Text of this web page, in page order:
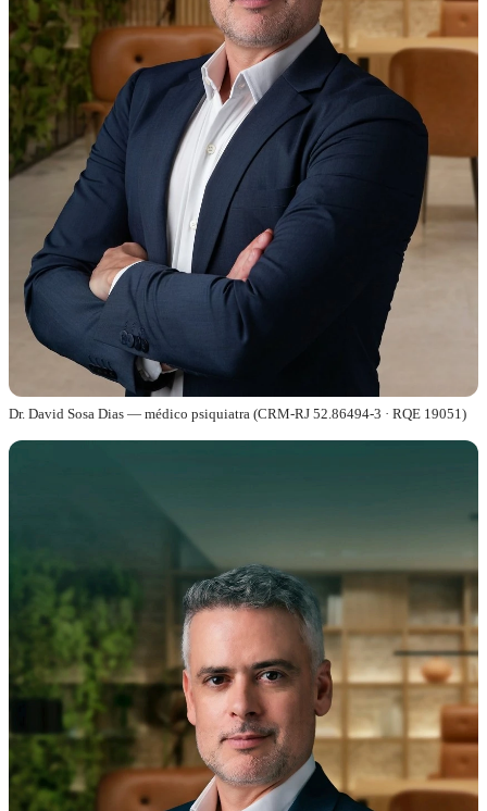
Dr. David Sosa Dias — médico psiquiatra (CRM-RJ 52.86494-3 · RQE 19051)